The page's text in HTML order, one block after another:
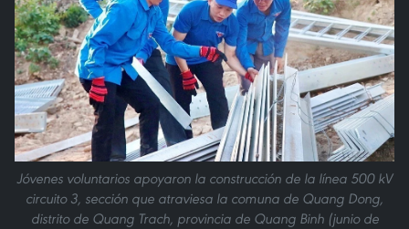
Jóvenes voluntarios apoyaron la construcción de la línea 500 kV
circuito 3, sección que atraviesa la comuna de Quang Dong,
distrito de Quang Trach, provincia de Quang Binh (junio de